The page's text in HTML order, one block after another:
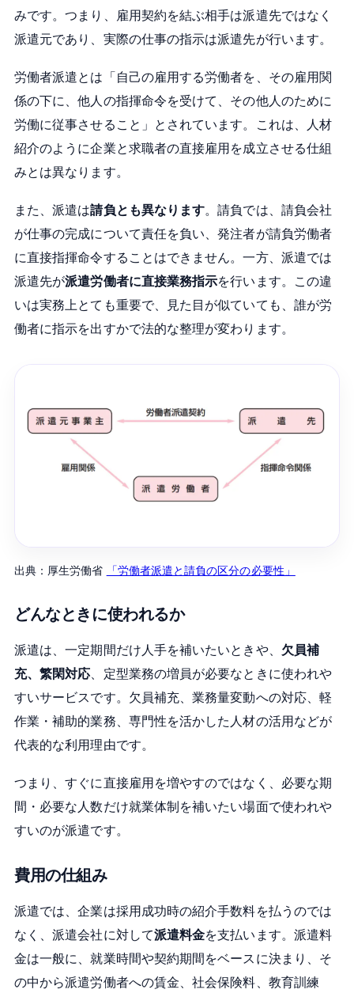
みです。つまり、雇用契約を結ぶ相手は派遣先ではなく
派遣元であり、実際の仕事の指示は派遣先が行います。
労働者派遣とは「自己の雇用する労働者を、その雇用関
係の下に、他人の指揮命令を受けて、その他人のために
労働に従事させること」とされています。これは、人材
紹介のように企業と求職者の直接雇用を成立させる仕組
みとは異なります。
また、派遣は請負とも異なります。請負では、請負会社
が仕事の完成について責任を負い、発注者が請負労働者
に直接指揮命令することはできません。一方、派遣では
派遣先が派遣労働者に直接業務指示を行います。この違
いは実務上とても重要で、見た目が似ていても、誰が労
働者に指示を出すかで法的な整理が変わります。
出典：厚生労働省 「労働者派遣と請負の区分の必要性」
どんなときに使われるか
派遣は、一定期間だけ人手を補いたいときや、 欠員補
充、繁閑対応、定型業務の増員が必要なときに使われや
すいサービスです。欠員補充、業務量変動への対応、軽
作業・補助的業務、専門性を活かした人材の活用などが
代表的な利用理由です。
つまり、すぐに直接雇用を増やすのではなく、必要な期
間・必要な人数だけ就業体制を補いたい場面で使われや
すいのが派遣です。
費用の仕組み
派遣では、企業は採用成功時の紹介手数料を払うのでは
なく、派遣会社に対して派遣料金を支払います。派遣料
金は一般に、就業時間や契約期間をベースに決まり、そ
の中から派遣労働者への賃金、社会保険料、教育訓練